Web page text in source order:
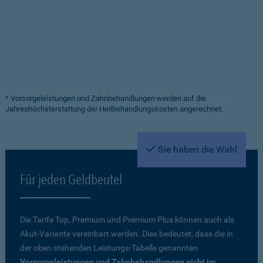
* Vorsorgeleistungen und Zahnbehandlungen werden auf die
Jahreshöchsterstattung der Heilbehandlungskosten angerechnet.
Sie haben die Wahl
Für jeden Geldbeutel
Die Tarife Top, Premium und Premium Plus können auch als
Akut-Variante vereinbart werden. Dies bedeutet, dass die in
der oben stehenden Leistungs-Tabelle genannten